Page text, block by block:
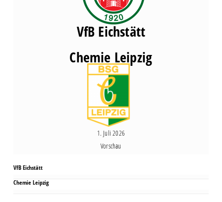
VfB Eichstätt
Chemie Leipzig
1. Juli 2026
Vorschau
VfB Eichstätt
Chemie Leipzig